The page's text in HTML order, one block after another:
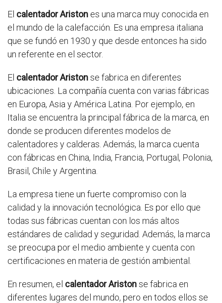
El calentador Ariston es una marca muy conocida en
el mundo de la calefacción. Es una empresa italiana
que se fundó en 1930 y que desde entonces ha sido
un referente en el sector.
El calentador Aristonse fabrica en diferentes
ubicaciones. La compañía cuenta con varias fábricas
en Europa, Asia y América Latina. Por ejemplo, en
Italia se encuentra la principal fábrica de la marca, en
donde se producen diferentes modelos de
calentadores y calderas. Además, la marca cuenta
con fábricas en China, India, Francia, Portugal, Polonia,
Brasil, Chile y Argentina.
La empresa tiene un fuerte compromiso con la
calidad y la innovación tecnológica. Es por ello que
todas sus fábricas cuentan con los más altos
estándares de calidad y seguridad. Además, la marca
se preocupa por el medio ambiente y cuenta con
certificaciones en materia de gestión ambiental.
En resumen, el calentador Aristonse fabrica en
diferentes lugares del mundo, pero en todos ellos se